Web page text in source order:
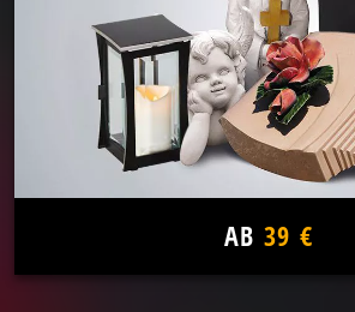
AB 39 €